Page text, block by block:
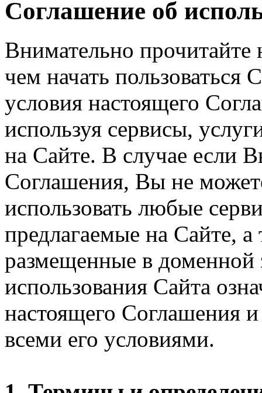
Соглашение об
Внимательно
чем начать
условия настоящего
используя сервисы,
на Сайте. В случае если
Соглашения, Вы не
использовать любые
предлагаемые на Сайте,
размещенные в доменной
использования Сайта
настоящего Соглашения
всеми его условиями.